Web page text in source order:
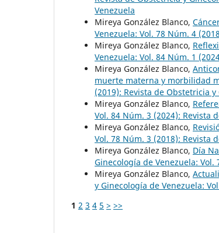
Venezuela
Mireya González Blanco,
Venezuela: Vol. 78 Núm. 4
Mireya González Blanco,
Venezuela: Vol. 84 Núm. 1
Mireya González Blanco,
muerte materna y morbilidad
(2019): Revista de Obstetricia
Mireya González Blanco,
Vol. 84 Núm. 3 (2024): Revista
Mireya González Blanco,
Vol. 78 Núm. 3 (2018): Revista
Mireya González Blanco, Día
Ginecología de Venezuela:
Mireya González Blanco,
y Ginecología de Venezuela:
1 2 3 4 5 > >>